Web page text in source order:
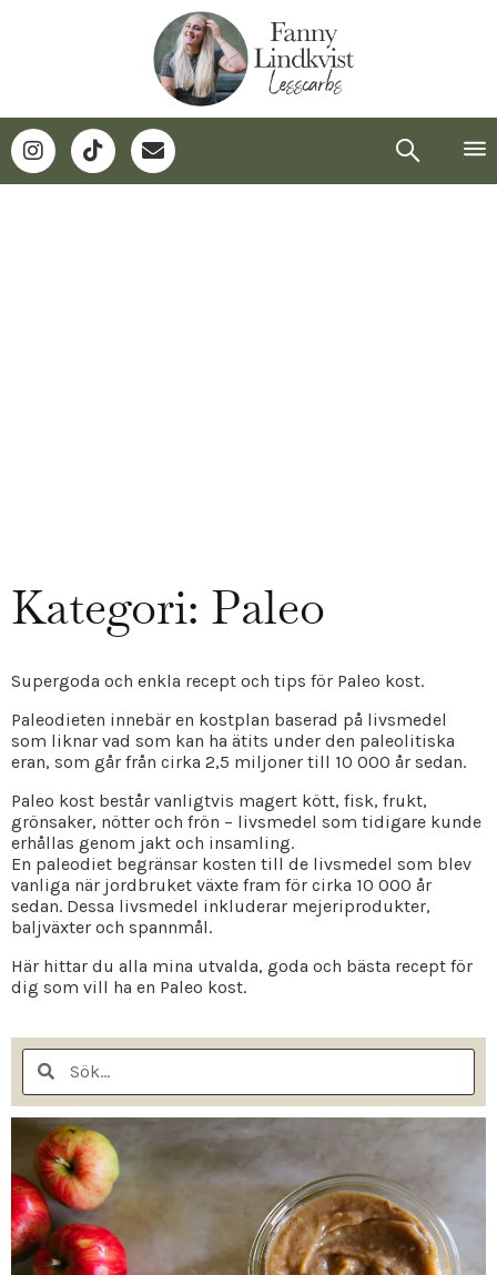
Kategori: Paleo
Supergoda och enkla recept och tips för Paleo kost.
Paleodieten innebär en kostplan baserad på livsmedel
som liknar vad som kan ha ätits under den paleolitiska
eran, som går från cirka 2,5 miljoner till 10 000 år sedan.
Paleo kost består vanligtvis magert kött, fisk, frukt,
grönsaker, nötter och frön – livsmedel som tidigare kunde
erhållas genom jakt och insamling.
En paleodiet begränsar kosten till de livsmedel som blev
vanliga när jordbruket växte fram för cirka 10 000 år
sedan. Dessa livsmedel inkluderar mejeriprodukter,
baljväxter och spannmål.
Här hittar du alla mina utvalda, goda och bästa recept för
dig som vill ha en Paleo kost.